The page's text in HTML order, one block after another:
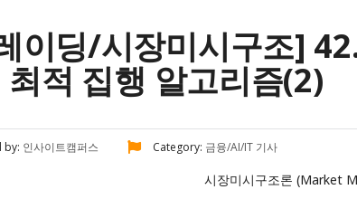
이딩/시장미시구조]
적 집행 알고리즘(2)
by: 인사이트캠퍼스 Category: 금융/AI/IT 기사
시장미시구조론 (Market